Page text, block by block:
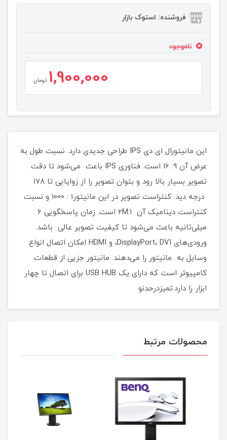
فروشنده: استوک بازار
ناموجود
1,900,000 تومان
این مانیتورال ای دی IPS طراحی جدیدی دارد. نسبت طول به
عرض آن 9: 16 است. فناوری IPS باعث می‌شود تا دقت
تصویر بسیار بالا رود و بتوان تصویر را از زوایایی تا 178
درجه دید. کنتراست تصویر در این مانیتور1 : 1000 و نسبت
کنتراست دینامیک آن 2M:1 است. زمان پاسخگویی 6
میلی‌ثانیه باعث می‌شود تا کیفیت تصویر عالی باشد.
ورودی‌های DisplayPort، DVI، و HDMI امکان اتصال انواع
وسایل به مانیتور را می‌دهند. مانیتور جزیی از قطعات
کامپیوتر است که دارای یک USB HUB برای اتصال تا چهار
ابزار را دارد.تمیزدرحدنو
محصولات مرتبط